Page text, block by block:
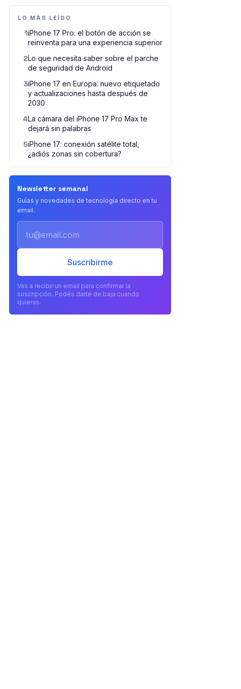
LO MÁS LEÍDO
1iPhone 17 Pro: el botón de acción se
reinventa para una experiencia superior
2Lo que necesita saber sobre el parche
de seguridad de Android
3iPhone 17 en Europa: nuevo etiquetado
y actualizaciones hasta después de
2030
4La cámara del iPhone 17 Pro Max te
dejará sin palabras
5iPhone 17: conexión satélite total,
¿adiós zonas sin cobertura?
Newsletter semanal
Guías y novedades de tecnología directo en tu
email.
Suscribirme
Vas a recibir un email para confirmar la
suscripción. Podés darte de baja cuando
quieras.